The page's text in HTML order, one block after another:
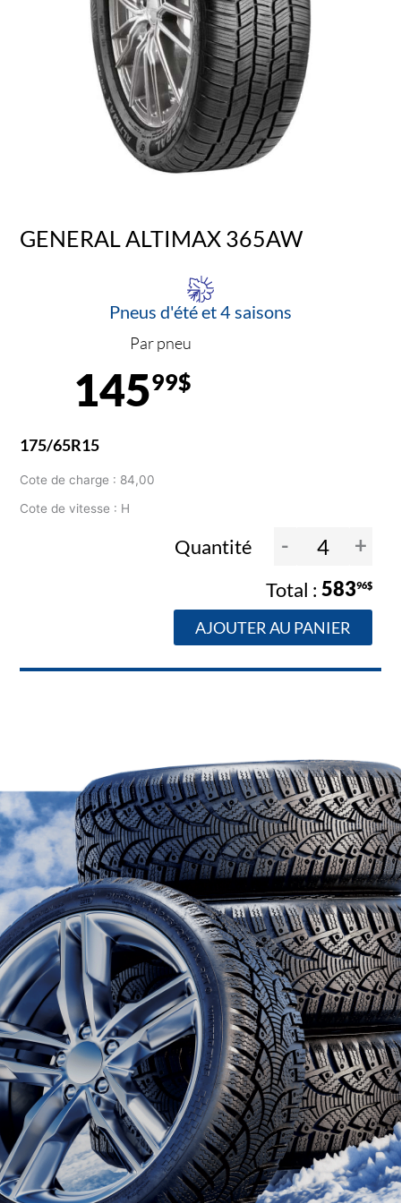
GENERAL ALTIMAX 365AW
Pneus d'été et 4 saisons
Par pneu
14599$
175/65R15
Cote de charge : 84,00
Cote de vitesse : H
Quantité - +
58396$
AJOUTER AU PANIER